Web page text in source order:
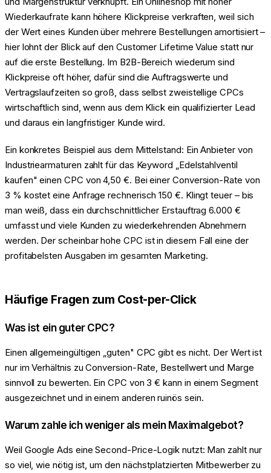
Wiederkaufrate kann höhere Klickpreise verkraften, weil sich
der Wert eines Kunden über mehrere Bestellungen amortisiert –
hier lohnt der Blick auf den Customer Lifetime Value statt nur
auf die erste Bestellung. Im B2B-Bereich wiederum sind
Klickpreise oft höher, dafür sind die Auftragswerte und
Vertragslaufzeiten so groß, dass selbst zweistellige CPCs
wirtschaftlich sind, wenn aus dem Klick ein qualifizierter Lead
und daraus ein langfristiger Kunde wird.
Ein konkretes Beispiel aus dem Mittelstand: Ein Anbieter von
Industriearmaturen zahlt für das Keyword „Edelstahlventil
kaufen" einen CPC von 4,50 €. Bei einer Conversion-Rate von
3 % kostet eine Anfrage rechnerisch 150 €. Klingt teuer – bis
man weiß, dass ein durchschnittlicher Erstauftrag 6.000 €
umfasst und viele Kunden zu wiederkehrenden Abnehmern
werden. Der scheinbar hohe CPC ist in diesem Fall eine der
profitabelsten Ausgaben im gesamten Marketing.
Häufige Fragen zum Cost-per-Click
Was ist ein guter CPC?
Einen allgemeingültigen „guten" CPC gibt es nicht. Der Wert ist
nur im Verhältnis zu Conversion-Rate, Bestellwert und Marge
sinnvoll zu bewerten. Ein CPC von 3 € kann in einem Segment
ausgezeichnet und in einem anderen ruinös sein.
Warum zahle ich weniger als mein Maximalgebot?
Weil Google Ads eine Second-Price-Logik nutzt: Man zahlt nur
so viel, wie nötig ist, um den nächstplatzierten Mitbewerber zu